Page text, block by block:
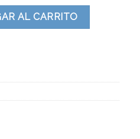
AL CARRITO